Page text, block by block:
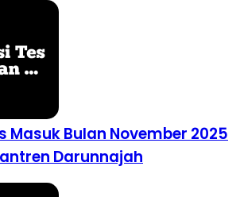
Masuk Bulan November 2025
Darunnajah